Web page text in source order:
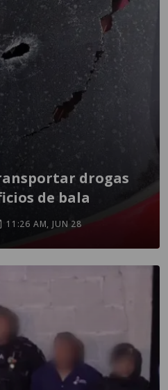
drogas
de bala
11:26 AM, JUN 28